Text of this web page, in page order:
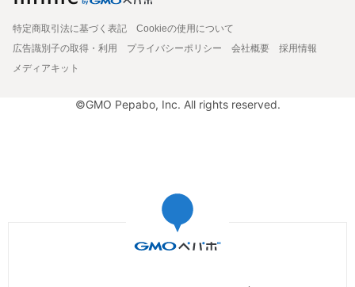
特定商取引法に基づく表記
Cookieの使用について
広告識別子の取得・利用
プライバシーポリシー 会社概要
採用情報
メディアキット
©GMO Pepabo, Inc. All rights reserved.